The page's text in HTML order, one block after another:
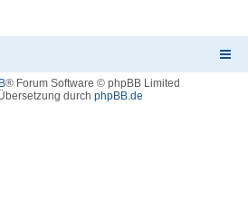
® Forum Software © phpBB Limited
durch phpBB.de